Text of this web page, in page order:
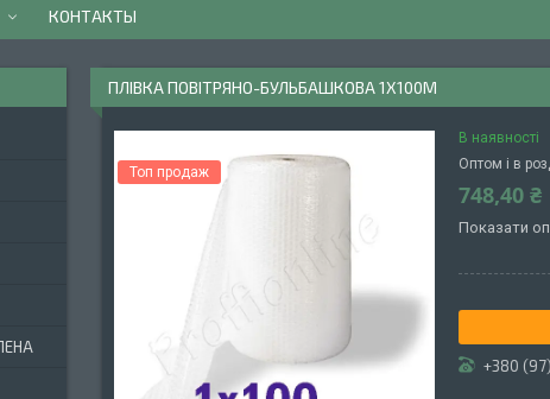
КОНТАКТЫ
ПЛІВКА ПОВІТРЯНО-БУЛЬБАШКОВА 1Х100М
Топ продаж
В наявності
Оптом і в
748,40 ₴
Показати
+380